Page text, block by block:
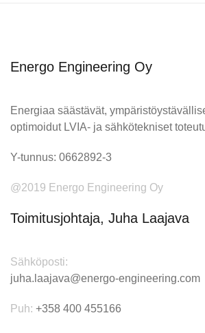
Energo Engineering Oy
Energiaa säästävät,
optimoidut LVIA- ja sähkötekniset
Y-tunnus: 0662892-3
@2019 Energo Engineering Oy
Toimitusjohtaja, Juha Laajava
Sähköposti:
juha.laajava@energo-engineering.com
Puh: +358 400 455166